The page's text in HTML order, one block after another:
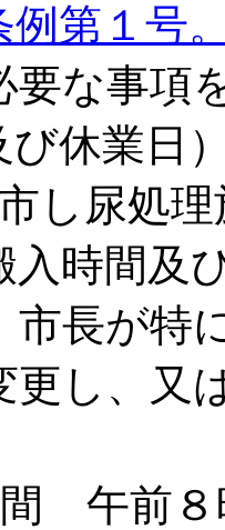
例第１号
要な事項
び休業日
尿処理
入時間及
市長が特
更し、又
午前８